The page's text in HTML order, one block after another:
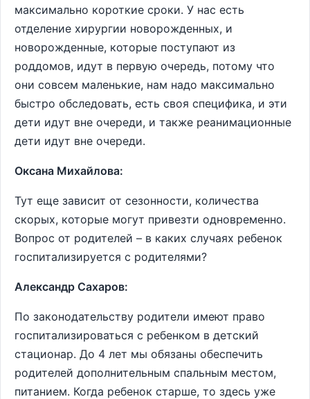
максимально короткие сроки. У нас есть
отделение хирургии новорожденных, и
новорожденные, которые поступают из
роддомов, идут в первую очередь, потому что
они совсем маленькие, нам надо максимально
быстро обследовать, есть своя специфика, и эти
дети идут вне очереди, и также реанимационные
дети идут вне очереди.
Оксана Михайлова:
Тут еще зависит от сезонности, количества
скорых, которые могут привезти одновременно.
Вопрос от родителей – в каких случаях ребенок
госпитализируется с родителями?
Александр Сахаров:
По законодательству родители имеют право
госпитализироваться с ребенком в детский
стационар. До 4 лет мы обязаны обеспечить
родителей дополнительным спальным местом,
питанием. Когда ребенок старше, то здесь уже